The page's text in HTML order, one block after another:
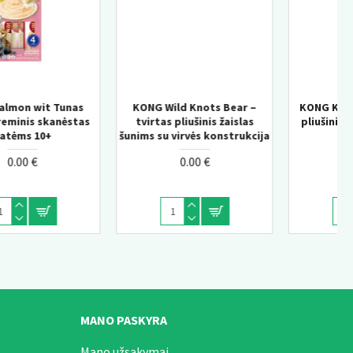
šaldytuve. Sunaudokite per 3 dienas. Galiojimo laikas bei partijos
6-8
4-4.5
KONG Wild Knots Bear –
tvirtas pliušinis žaislas
šunims su virvės konstrukcija
KONG Knots Chicken M/L –
pliušinis žaislas šunims su
vidine virve
MANO PASKYRA